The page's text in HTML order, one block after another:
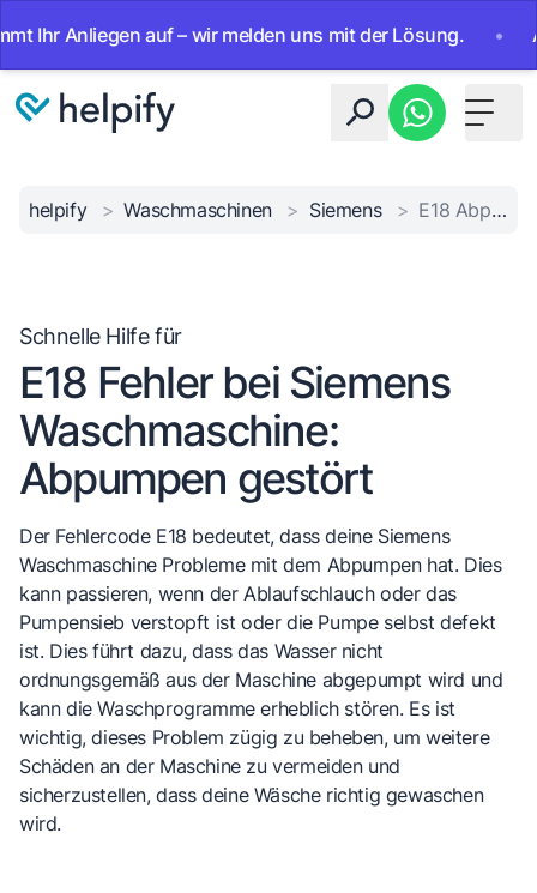
auf – wir melden uns mit der Lösung. • Ab
Toggle
helpify > Waschmaschinen > Siemens > E18 Abpumpfehler
Schnelle Hilfe für
E18 Fehler bei Siemens
Waschmaschine:
Abpumpen gestört
Der Fehlercode E18 bedeutet, dass deine Siemens
Waschmaschine Probleme mit dem Abpumpen hat. Dies
kann passieren, wenn der Ablaufschlauch oder das
Pumpensieb verstopft ist oder die Pumpe selbst defekt
ist. Dies führt dazu, dass das Wasser nicht
ordnungsgemäß aus der Maschine abgepumpt wird und
kann die Waschprogramme erheblich stören. Es ist
wichtig, dieses Problem zügig zu beheben, um weitere
Schäden an der Maschine zu vermeiden und
sicherzustellen, dass deine Wäsche richtig gewaschen
wird.